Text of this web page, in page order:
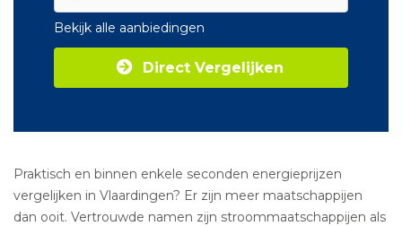
Bekijk alle aanbiedingen
Direct Vergelijken
Praktisch en binnen enkele seconden energieprijzen
vergelijken in Vlaardingen? Er zijn meer maatschappijen
dan ooit. Vertrouwde namen zijn stroommaatschappijen als